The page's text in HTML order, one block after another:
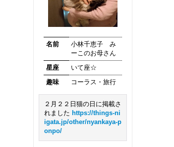
名前
小林千恵子 み
ーこのお母さん
星座
いて座☆
趣味
コーラス・旅行
２月２２日猫の日に掲載さ
れました https://things-ni
igata.jp/other/nyankaya-p
onpo/